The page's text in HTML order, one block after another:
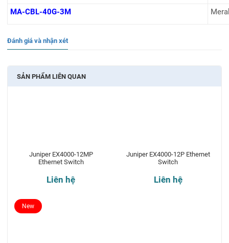
MA-CBL-40G-3M
Đánh giá và nhận xét
SẢN PHẨM LIÊN QUAN
Juniper EX4000-12MP
Ethernet Switch
Liên hệ
Juniper EX4000-12P Ethernet
Switch
Liên hệ
New